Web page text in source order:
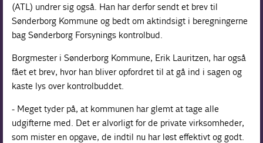
(ATL) undrer sig også. Han har derfor sendt et brev til
Sønderborg Kommune og bedt om aktindsigt i beregningerne
bag Sønderborg Forsynings kontrolbud.
Borgmester i Sønderborg Kommune, Erik Lauritzen, har også
fået et brev, hvor han bliver opfordret til at gå ind i sagen og
kaste lys over kontrolbuddet.
- Meget tyder på, at kommunen har glemt at tage alle
udgifterne med. Det er alvorligt for de private virksomheder,
som mister en opgave, de indtil nu har løst effektivt og godt.